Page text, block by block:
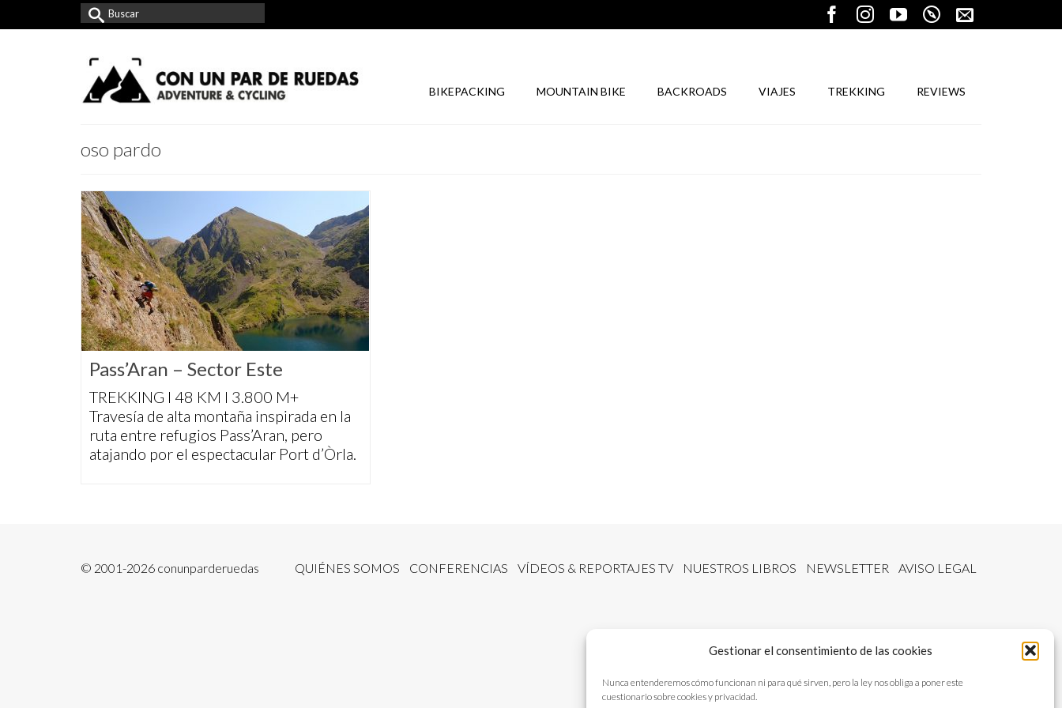
Gestionar el consentimiento de las cookies
Nunca entenderemos cómo funcionan ni para qué sirven, pero la ley nos obliga a poner este
cuestionario sobre cookies y privacidad.
Buscar
por:
BIKEPACKING MOUNTAIN BIKE BACKROADS VIAJES TREKKING REVIEWS
oso pardo
Pass’Aran – Sector Este
TREKKING I 48 KM I 3.800 M+
Travesía de alta montaña inspirada en la
ruta entre refugios Pass’Aran, pero
atajando por el espectacular Port d’Òrla.
QUIÉNES SOMOS CONFERENCIAS VÍDEOS & REPORTAJES TV NUESTROS LIBROS NEWSLETTER AVISO LEGAL
© 2001-2026 conunparderuedas